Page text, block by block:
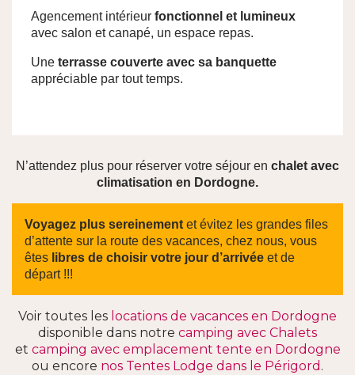
Agencement intérieur fonctionnel et lumineux
avec salon et canapé, un espace repas.
Une terrasse couverte avec sa banquette
appréciable par tout temps.
N’attendez plus pour réserver votre séjour en chalet avec
climatisation en Dordogne.
Voyagez plus sereinement et évitez les grandes files
d’attente sur la route des vacances, chez nous, vous
êtes libres de choisir votre jour d’arrivée et de
départ !!!
Voir toutes les locations de vacances en Dordogne
disponible dans notre camping avec Chalets
et camping avec emplacement tente en Dordogne
ou encore nos Tentes Lodge dans le Périgord .